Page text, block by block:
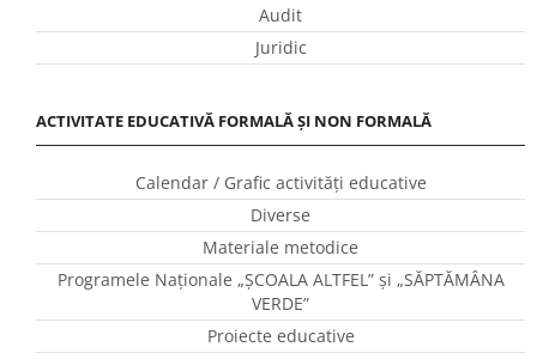
Audit
Juridic
ACTIVITATE EDUCATIVĂ FORMALĂ ȘI NON FORMALĂ
Calendar / Grafic activităţi educative
Diverse
Materiale metodice
Programele Naţionale „ŞCOALA ALTFEL” și „SĂPTĂMÂNA
VERDE”
Proiecte educative